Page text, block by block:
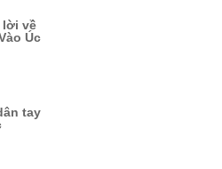
lời về
Úc
tay